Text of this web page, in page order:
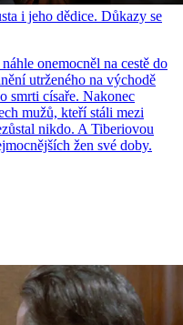
i jeho dědice. Důkazy se
onemocněl na cestě do
utrženého na východě
smrti císaře. Nakonec
mužů, kteří stáli mezi
nikdo. A Tiberiovou
žen své doby.